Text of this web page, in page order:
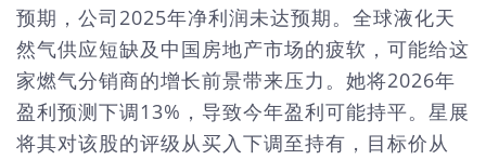
预期，公司2025年净利润未达预期。全球液化天
然气供应短缺及中国房地产市场的疲软，可能给这
家燃气分销商的增长前景带来压力。她将2026年
盈利预测下调13%，导致今年盈利可能持平。星展
将其对该股的评级从买入下调至持有，目标价从